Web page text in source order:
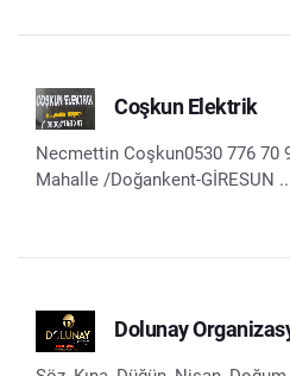
Coşkun Elektrik
Necmettin Coşkun0530 776 70
Mahalle /Doğankent-GİRESUN
Dolunay